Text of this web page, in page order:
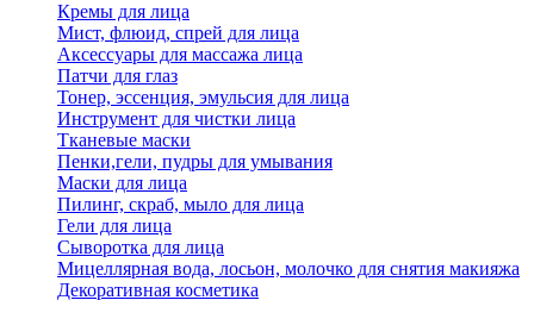
Кремы для лица
Мист, флюид, спрей для лица
Аксессуары для массажа лица
Патчи для глаз
Тонер, эссенция, эмульсия для лица
Инструмент для чистки лица
Тканевые маски
Пенки,гели, пудры для умывания
Маски для лица
Пилинг, скраб, мыло для лица
Гели для лица
Сыворотка для лица
Мицеллярная вода, лосьон, молочко для снятия макияжа
Декоративная косметика